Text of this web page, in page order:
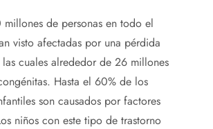
de personas en todo el
visto afectadas por una pérdida
cuales alrededor de 26 millones
Hasta el 60% de los
son causados ​​por factores
niños con este tipo de trastorno